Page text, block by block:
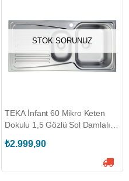
STOK SORUNUZ
TEKA İnfant 60 Mikro Keten
Dokulu 1,5 Gözlü Sol Damlalıklı
₺2.999,90